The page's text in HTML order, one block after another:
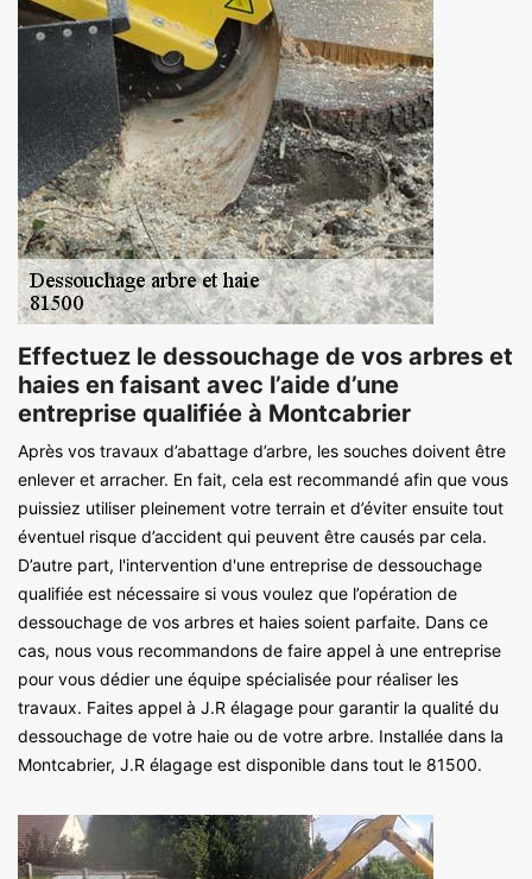
Effectuez le dessouchage de vos arbres et
haies en faisant avec l’aide d’une
entreprise qualifiée à Montcabrier
Après vos travaux d’abattage d’arbre, les souches doivent être
enlever et arracher. En fait, cela est recommandé afin que vous
puissiez utiliser pleinement votre terrain et d’éviter ensuite tout
éventuel risque d’accident qui peuvent être causés par cela.
D’autre part, l'intervention d'une entreprise de dessouchage
qualifiée est nécessaire si vous voulez que l’opération de
dessouchage de vos arbres et haies soient parfaite. Dans ce
cas, nous vous recommandons de faire appel à une entreprise
pour vous dédier une équipe spécialisée pour réaliser les
travaux. Faites appel à J.R élagage pour garantir la qualité du
dessouchage de votre haie ou de votre arbre. Installée dans la
Montcabrier, J.R élagage est disponible dans tout le 81500.